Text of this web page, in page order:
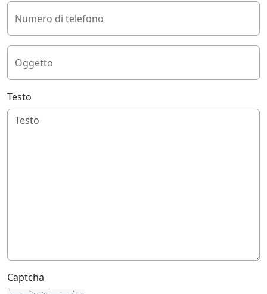
Numero di telefono
Oggetto
Testo
Captcha